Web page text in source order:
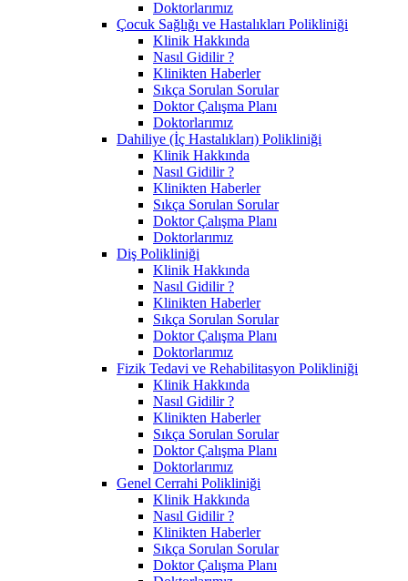
Doktorlarımız
Çocuk Sağlığı ve Hastalıkları Polikliniği
Klinik Hakkında
Nasıl Gidilir ?
Klinikten Haberler
Sıkça Sorulan Sorular
Doktor Çalışma Planı
Doktorlarımız
Dahiliye (İç Hastalıkları) Polikliniği
Klinik Hakkında
Nasıl Gidilir ?
Klinikten Haberler
Sıkça Sorulan Sorular
Doktor Çalışma Planı
Doktorlarımız
Diş Polikliniği
Klinik Hakkında
Nasıl Gidilir ?
Klinikten Haberler
Sıkça Sorulan Sorular
Doktor Çalışma Planı
Doktorlarımız
Fizik Tedavi ve Rehabilitasyon Polikliniği
Klinik Hakkında
Nasıl Gidilir ?
Klinikten Haberler
Sıkça Sorulan Sorular
Doktor Çalışma Planı
Doktorlarımız
Genel Cerrahi Polikliniği
Klinik Hakkında
Nasıl Gidilir ?
Klinikten Haberler
Sıkça Sorulan Sorular
Doktor Çalışma Planı